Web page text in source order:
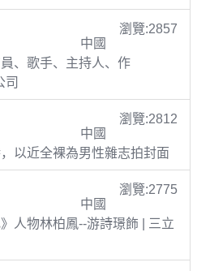
瀏覽:2857
中國
、歌手、主持人、作
司
瀏覽:2812
中國
以近全裸為男性雜志拍封面
瀏覽:2775
中國
人物林柏鳳--游詩璟飾 | 三立